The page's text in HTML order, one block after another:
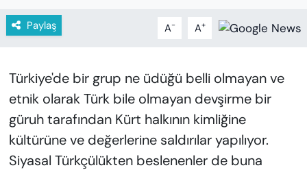
Paylaş A- A+
Türkiye'de bir grup ne üdüğü belli olmayan ve
etnik olarak Türk bile olmayan devşirme bir
güruh tarafından Kürt halkının kimliğine
kültürüne ve değerlerine saldırılar yapılıyor.
Siyasal Türkçülükten beslenenler de buna
KÜLTÜR-SANAT
MAGAZİN
ÖZEL HABER
YAZAR KÖŞESİ